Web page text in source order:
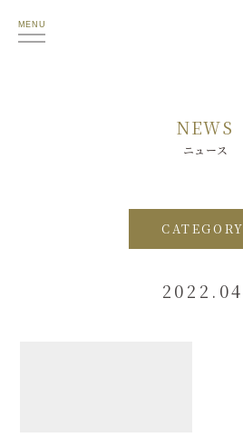
MENU
NEWS
ニュース
CATEGORY
2022.04